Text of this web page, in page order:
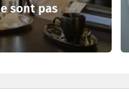
sont pas